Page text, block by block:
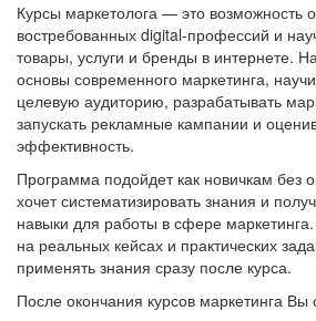
Курсы маркетолога — это возможность
востребованных digital-профессий и
товары, услуги и бренды в интернете.
основы современного маркетинга,
целевую аудиторию, разрабатывать
запускать рекламные кампании и
эффективность.
Программа подойдет как новичкам без
хочет систематизировать знания и
навыки для работы в сфере
на реальных кейсах и практических
применять знания сразу после курса.
После окончания курсов маркетинга Вы